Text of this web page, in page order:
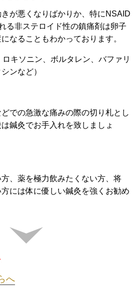
が悪くなりばかりか、特にNSAID
る非ステロイド性の鎮痛剤は卵子
なることもわかっております。
キソニン、ボルタレン、バファリ
ンなど）
での急激な痛みの際の切り札とし
鍼灸でお手入れを致しましょ
、薬を極力飲みたくない方、将
には体に優しい鍼灸を強くお勧め
へ